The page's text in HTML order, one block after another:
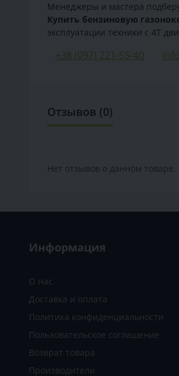
Менеджеры и мастера
Купить бензиновую
эксплуатации техники с 4Т
+38 (097) 221-55-40
Отзывов (0)
Нет отзывов о данном товаре.
Информация
О нас
Доставка и оплата
Политика конфиденциальности
Пользовательское соглашение
Возврат товара
Производители